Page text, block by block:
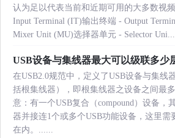
认为足以代表当前和近期可用的大多数视
Input Terminal (IT)输出终端 - Output
Mixer Unit (MU)选择器单元 - Selector
USB设备与集线器最大可以级联多少
在USB2.0规范中，定义了USB设备与集线
括根集线器），即根集线器之设备之间最
意：有一个USB复合（compound）设备，
器并接连1个或多个USB功能设备，这里需
在内。......